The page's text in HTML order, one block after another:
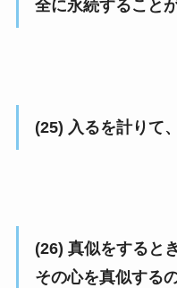
全に永続すること
(25) 入るを計りて
(26) 真似をすると
その心を真似する